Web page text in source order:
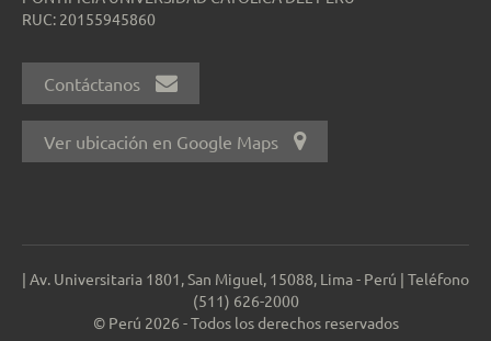
RUC: 20155945860
Contáctanos
Ver ubicación en Google Maps
| Av. Universitaria 1801, San Miguel, 15088, Lima - Perú | Teléfono
(511) 626-2000
© Perú 2026 - Todos los derechos reservados